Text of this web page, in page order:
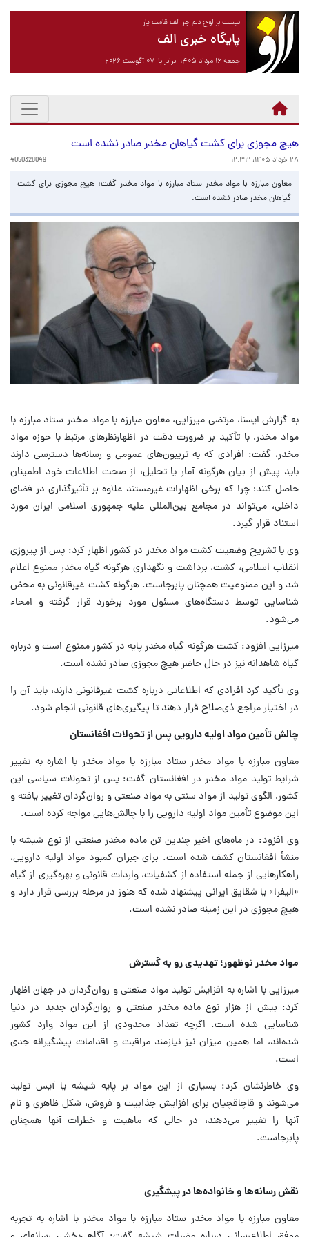
نیست بر لوح دلم جز الف قامت یار
پایگاه خبری الف
جمعه ۱۶ مرداد ۱۴۰۵ برابر با ۰۷ آگوست ۲۰۲۶
هیچ مجوزی برای کشت گیاهان مخدر صادر نشده است
۲۸ خرداد ۱۴۰۵، ۱۲:۳۳ 4050328049
معاون مبارزه با مواد مخدر ستاد مبارزه با مواد مخدر گفت: هیچ مجوزی برای کشت
گیاهان مخدر صادر نشده است.
به گزارش ایسنا، مرتضی میرزایی، معاون مبارزه با مواد مخدر ستاد مبارزه با
مواد مخدر، با تأکید بر ضرورت دقت در اظهارنظرهای مرتبط با حوزه مواد
مخدر، گفت: افرادی که به تریبون‌های عمومی و رسانه‌ها دسترسی دارند
باید پیش از بیان هرگونه آمار یا تحلیل، از صحت اطلاعات خود اطمینان
حاصل کنند؛ چرا که برخی اظهارات غیرمستند علاوه بر تأثیرگذاری در فضای
داخلی، می‌تواند در مجامع بین‌المللی علیه جمهوری اسلامی ایران مورد
استناد قرار گیرد.
وی با تشریح وضعیت کشت مواد مخدر در کشور اظهار کرد: پس از پیروزی
انقلاب اسلامی، کشت، برداشت و نگهداری هرگونه گیاه مخدر ممنوع اعلام
شد و این ممنوعیت همچنان پابرجاست. هرگونه کشت غیرقانونی به محض
شناسایی توسط دستگاه‌های مسئول مورد برخورد قرار گرفته و امحاء
می‌شود.
میرزایی افزود: کشت هرگونه گیاه مخدر پایه در کشور ممنوع است و درباره
گیاه شاهدانه نیز در حال حاضر هیچ مجوزی صادر نشده است.
وی تأکید کرد افرادی که اطلاعاتی درباره کشت غیرقانونی دارند، باید آن را
در اختیار مراجع ذی‌صلاح قرار دهند تا پیگیری‌های قانونی انجام شود.
چالش تأمین مواد اولیه دارویی پس از تحولات افغانستان
معاون مبارزه با مواد مخدر ستاد مبارزه با مواد مخدر با اشاره به تغییر
شرایط تولید مواد مخدر در افغانستان گفت: پس از تحولات سیاسی این
کشور، الگوی تولید از مواد سنتی به مواد صنعتی و روان‌گردان تغییر یافته و
این موضوع تأمین مواد اولیه دارویی را با چالش‌هایی مواجه کرده است.
وی افزود: در ماه‌های اخیر چندین تن ماده مخدر صنعتی از نوع شیشه با
منشأ افغانستان کشف شده است. برای جبران کمبود مواد اولیه دارویی،
راهکارهایی از جمله استفاده از کشفیات، واردات قانونی و بهره‌گیری از گیاه
«الیفرا» یا شقایق ایرانی پیشنهاد شده که هنوز در مرحله بررسی قرار دارد و
هیچ مجوزی در این زمینه صادر نشده است.
مواد مخدر نوظهور؛ تهدیدی رو به گسترش
میرزایی با اشاره به افزایش تولید مواد صنعتی و روان‌گردان در جهان اظهار
کرد: بیش از هزار نوع ماده مخدر صنعتی و روان‌گردان جدید در دنیا
شناسایی شده است. اگرچه تعداد محدودی از این مواد وارد کشور
شده‌اند، اما همین میزان نیز نیازمند مراقبت و اقدامات پیشگیرانه جدی
است.
وی خاطرنشان کرد: بسیاری از این مواد بر پایه شیشه یا آیس تولید
می‌شوند و قاچاقچیان برای افزایش جذابیت و فروش، شکل ظاهری و نام
آنها را تغییر می‌دهند، در حالی که ماهیت و خطرات آنها همچنان
پابرجاست.
نقش رسانه‌ها و خانواده‌ها در پیشگیری
معاون مبارزه با مواد مخدر ستاد مبارزه با مواد مخدر با اشاره به تجربه